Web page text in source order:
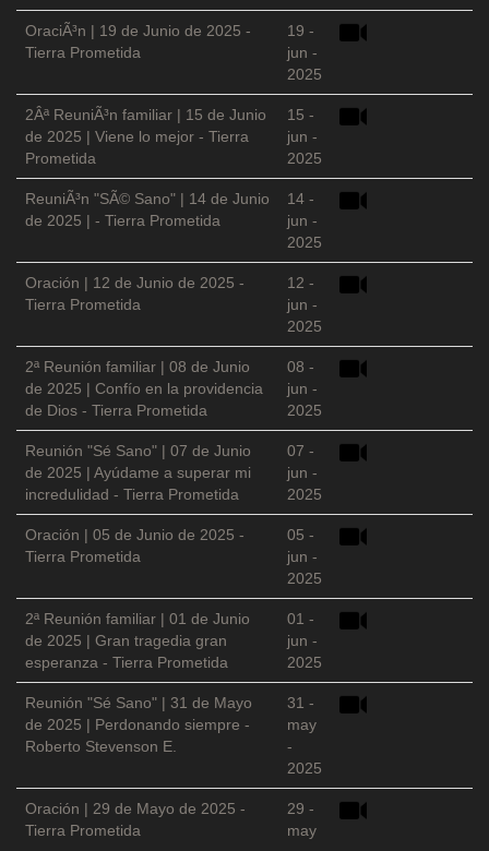
OraciÃ³n | 19 de Junio de 2025 -
Tierra Prometida
19 -
jun -
2025
2Âª ReuniÃ³n familiar | 15 de Junio
de 2025 | Viene lo mejor - Tierra
Prometida
15 -
jun -
2025
ReuniÃ³n "SÃ© Sano" | 14 de Junio
de 2025 | - Tierra Prometida
14 -
jun -
2025
Oración | 12 de Junio de 2025 -
Tierra Prometida
12 -
jun -
2025
2ª Reunión familiar | 08 de Junio
de 2025 | Confío en la providencia
de Dios - Tierra Prometida
08 -
jun -
2025
Reunión "Sé Sano" | 07 de Junio
de 2025 | Ayúdame a superar mi
incredulidad - Tierra Prometida
07 -
jun -
2025
Oración | 05 de Junio de 2025 -
Tierra Prometida
05 -
jun -
2025
2ª Reunión familiar | 01 de Junio
de 2025 | Gran tragedia gran
esperanza - Tierra Prometida
01 -
jun -
2025
Reunión "Sé Sano" | 31 de Mayo
de 2025 | Perdonando siempre -
Roberto Stevenson E.
31 -
may
-
2025
Oración | 29 de Mayo de 2025 -
Tierra Prometida
29 -
may